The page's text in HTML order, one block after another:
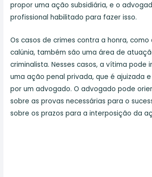
propor uma ação subsidiária, e o
profissional habilitado para fazer isso.
Os casos de crimes contra a honra,
calúnia, também são uma área de
criminalista. Nesses casos, a vítima pode
uma ação penal privada, que é ajuizada
por um advogado. O advogado pode
sobre as provas necessárias para o
sobre os prazos para a interposição da